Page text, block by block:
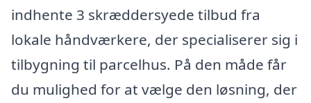
indhente 3 skræddersyede tilbud fra
lokale håndværkere, der specialiserer sig i
tilbygning til parcelhus. På den måde får
du mulighed for at vælge den løsning, der